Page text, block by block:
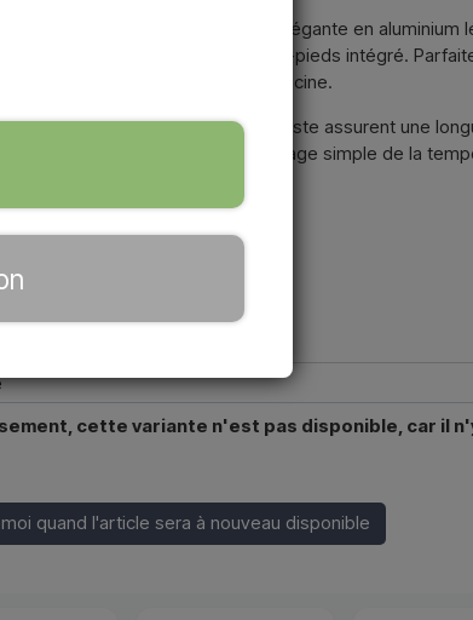
A520 est une douche solaire élégante en aluminium
réservoir de 23 litres et d’un rince-pieds intégré.
de vacances et espaces piscine.
aux UV et sa structure robuste assurent une
que le mitigeur permet un réglage simple de la
officiel de
cette variante n'est pas disponible, car il
quand l'article sera à nouveau disponible